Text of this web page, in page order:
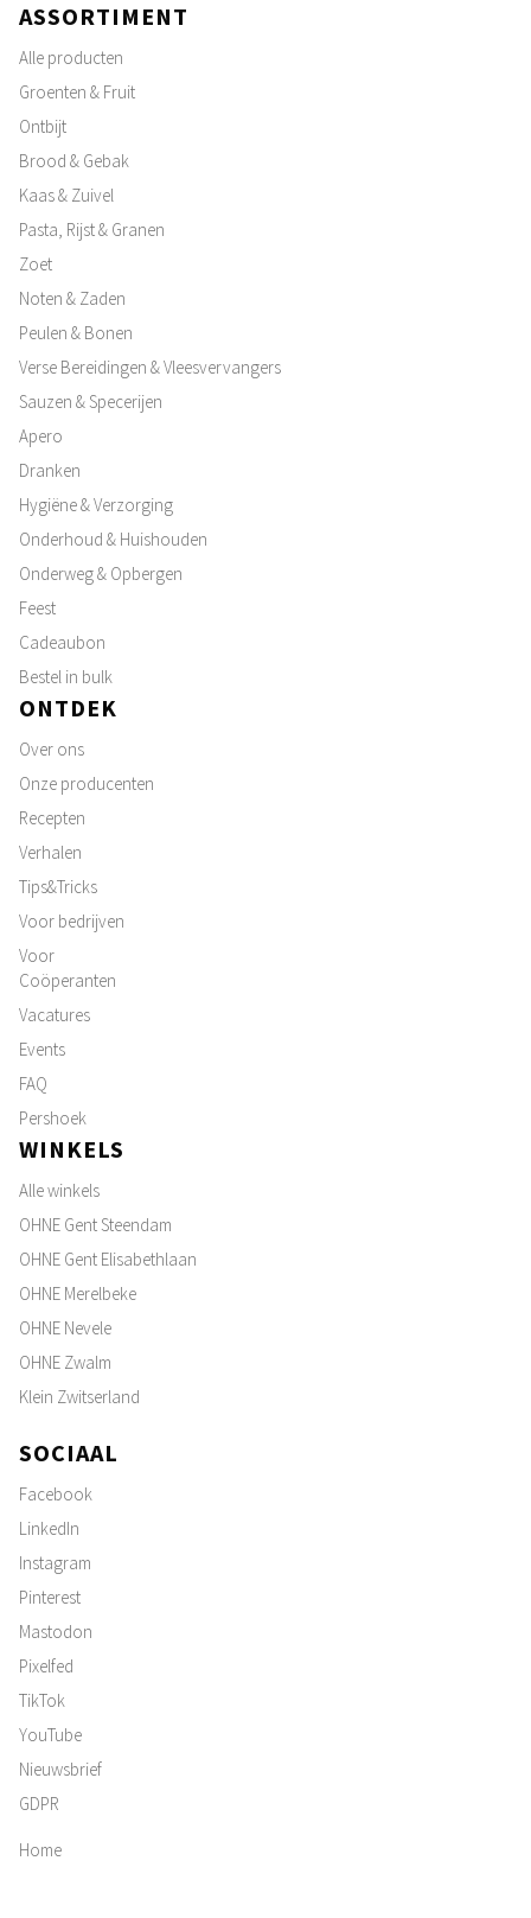
ASSORTIMENT
Alle producten
Groenten & Fruit
Ontbijt
Brood & Gebak
Kaas & Zuivel
Pasta, Rijst & Granen
Zoet
Noten & Zaden
Peulen & Bonen
Verse Bereidingen & Vleesvervangers
Sauzen & Specerijen
Apero
Dranken
Hygiëne & Verzorging
Onderhoud & Huishouden
Onderweg & Opbergen
Feest
Cadeaubon
Bestel in bulk
ONTDEK
Over ons
Onze producenten
Recepten
Verhalen
Tips&Tricks
Voor bedrijven
Voor
Coöperanten
Vacatures
Events
FAQ
Pershoek
WINKELS
Alle winkels
OHNE Gent Steendam
OHNE Gent Elisabethlaan
OHNE Merelbeke
OHNE Nevele
OHNE Zwalm
Klein Zwitserland
SOCIAAL
Facebook
LinkedIn
Instagram
Pinterest
Mastodon
Pixelfed
TikTok
YouTube
Nieuwsbrief
GDPR
Home